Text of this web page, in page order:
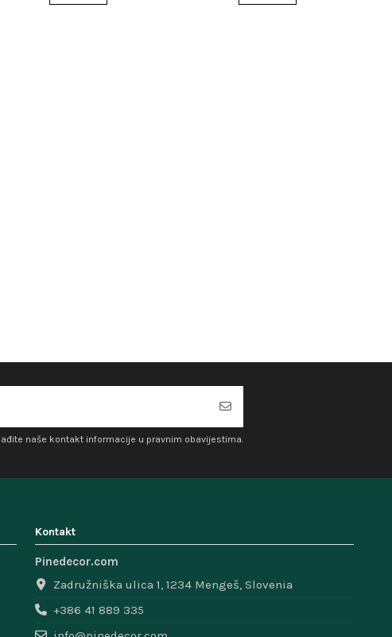
naše kontakt informacije u pravnim obavijestima.
Kontakt
Pinedecor.com
Zadružniška ulica 1, 1234 Mengeš, Slovenia
+386 41 889 335